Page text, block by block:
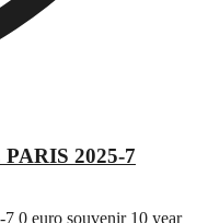
2025-7